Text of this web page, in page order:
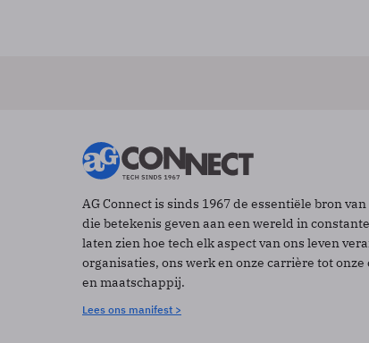
AG Connect is sinds 1967 de essentiële bron
die betekenis geven aan een wereld in
laten zien hoe tech elk aspect van ons leven
organisaties, ons werk en onze carrière tot
en maatschappij.
Lees ons manifest >